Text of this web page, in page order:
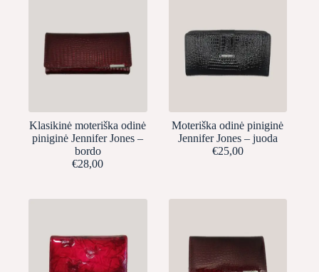
Klasikinė moteriška odinė
piniginė Jennifer Jones –
bordo
€28,00
Moteriška odinė piniginė
Jennifer Jones – juoda
€25,00